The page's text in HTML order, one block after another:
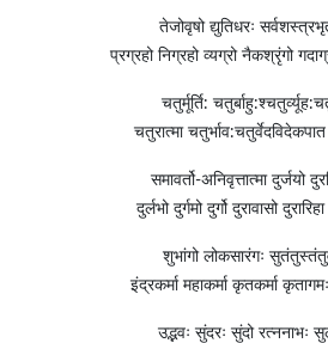
तेजोवृषो द्युतिधरः
प्रग्रहो निग्रहो व्यग्रो नैकश्रृंगो
चतुर्मूर्ति:
चतुरात्मा
समावर्तो-अनिवृत्तात्मा दुर्जयो
दुर्लभो दुर्गमो दुर्गो दुरावासो
शुभांगो लोकसारंगः
इंद्रकर्मा महाकर्मा कृतकर्मा
उद्भवः सुंदरः सुंदो रत्ननाभः